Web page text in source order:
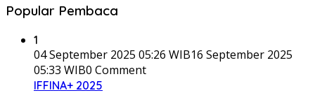
Popular Pembaca
1
04 September 2025 05:26 WIB16 September 2025
05:33 WIB0 Comment
IFFINA+ 2025